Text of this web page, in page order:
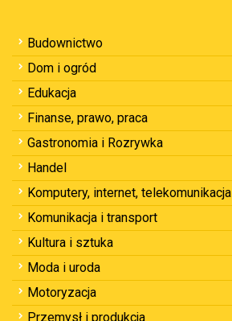
Budownictwo
Dom i ogród
Edukacja
Finanse, prawo, praca
Gastronomia i Rozrywka
Handel
Komputery, internet, telekomunikacja
Komunikacja i transport
Kultura i sztuka
Moda i uroda
Motoryzacja
Przemysł i produkcja